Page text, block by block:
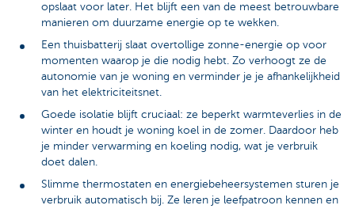
opslaat voor later. Het blijft een van de meest betrouwbare
manieren om duurzame energie op te wekken.
Een thuisbatterij slaat overtollige zonne-energie op voor
momenten waarop je die nodig hebt. Zo verhoogt ze de
autonomie van je woning en verminder je je afhankelijkheid
van het elektriciteitsnet.
Goede isolatie blijft cruciaal: ze beperkt warmteverlies in de
winter en houdt je woning koel in de zomer. Daardoor heb
je minder verwarming en koeling nodig, wat je verbruik
doet dalen.
Slimme thermostaten en energiebeheersystemen sturen je
verbruik automatisch bij. Ze leren je leefpatroon kennen en